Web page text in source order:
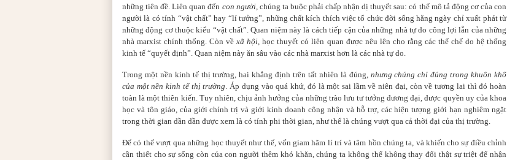
những tiên đề. Liên quan đến con người , chúng ta buộc phải chấp nhận dị thuyết sau: có thể mô tả động cơ của con
người là có tính “vật chất” hay “lí tưởng”, những chất kích thích việc tổ chức đời sống hằng ngày chỉ xuất phát từ
những động cơ thuộc kiểu “vật chất”. Quan niệm này là cách tiếp cận của những nhà tự do công lợi lẫn của những
nhà marxist chính thống. Còn vềxã hội , học thuyết có liên quan được nêu lên cho rằng các thể chế do hệ thống
kinh tế “quyết định”. Quan niệm này ăn sâu vào các nhà marxist hơn là các nhà tự do.
Trong một nền kinh tế thị trường, hai khẳng định trên tất nhiên là đúng, nhưng chúng chỉ đúng trong khuôn khổ
của một nền kinh tế thị trường . Áp dụng vào quá khứ, đó là một sai lầm về niên đại, còn về tương lai thì đó hoàn
toàn là một thiên kiến. Tuy nhiên, chịu ảnh hưởng của những trào lưu tư tưởng đương đại, được quyền uy của khoa
học và tôn giáo, của giới chính trị và giới kinh doanh công nhận và hỗ trợ, các hiện tượng giới hạn nghiêm ngặt
trong thời gian dần dần được xem là có tính phi thời gian, như thể là chúng vượt qua cả thời đại của thị trường.
Để có thể vượt qua những học thuyết như thế, vốn giam hãm lí trí và tâm hồn chúng ta, và khiến cho sự điều chỉnh
cần thiết cho sự sống còn của con người thêm khó khăn, chúng ta không thể không thay đổi thật sự triệt để nhận